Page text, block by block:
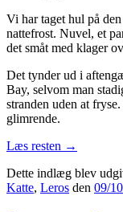
Vi har taget hul på
nattefrost. Nuvel, et
det småt med klager
Det tynder ud i
Bay, selvom man
stranden uden at
glimrende.
Læs resten →
Dette indlæg blev
Katte, Leros den 09/